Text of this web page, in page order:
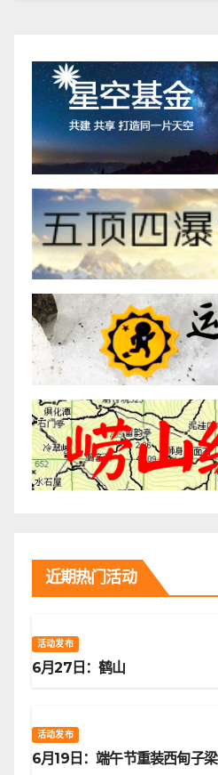
近期热门活动
活动发布
6月27日：鹤山
活动发布
6月19日：端午节重装西甸子梁